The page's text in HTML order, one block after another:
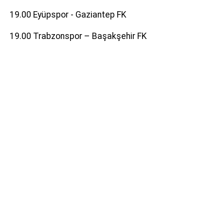
19.00 Eyüpspor - Gaziantep FK
19.00 Trabzonspor – Başakşehir FK